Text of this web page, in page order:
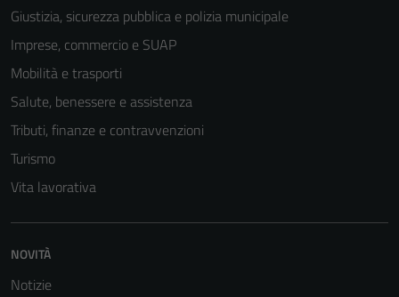
Giustizia, sicurezza pubblica e polizia municipale
Imprese, commercio e SUAP
Mobilità e trasporti
Salute, benessere e assistenza
Tributi, finanze e contravvenzioni
Turismo
Vita lavorativa
NOVITÀ
Notizie